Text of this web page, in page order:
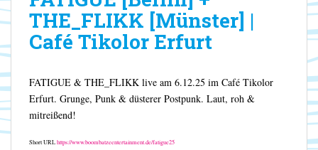
THE_FLIKK [Münster] |
Café Tikolor Erfurt
FATIGUE & THE_FLIKK live am 6.12.25 im Café Tikolor
Erfurt. Grunge, Punk & düsterer Postpunk. Laut, roh &
mitreißend!
Short URLhttps://www.boombatzeentertainment.de/fatigue25